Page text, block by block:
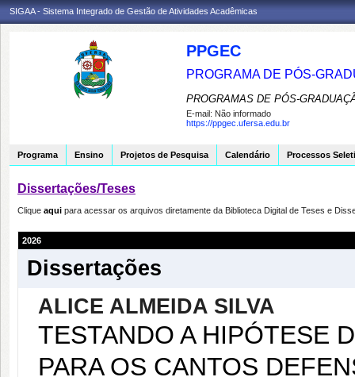
SIGAA - Sistema Integrado de Gestão de Atividades Acadêmicas
PPGEC
PROGRAMA DE PÓS-
PROGRAMAS DE PÓS-
E-mail: Não informado
https://ppgec.ufersa.edu.br
Programa Ensino Projetos de Pesquisa Calendário Processos
Dissertações/Teses
Clique aqui para acessar os arquivos diretamente da Biblioteca Digital de Teses e
2026
Dissertações
ALICE ALMEIDA SILVA
TESTANDO A HIPÓTESE
PARA OS CANTOS